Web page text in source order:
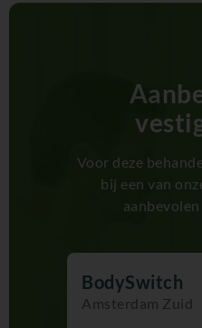
Voor deze
bij een van
BodySwitch
Amsterdam Zuid